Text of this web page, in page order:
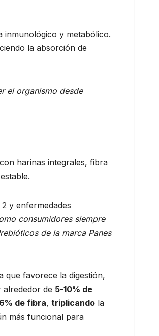
inmunológico y metabólico.
la absorción de
el organismo desde
harinas integrales, fibra
y enfermedades
consumidores siempre
de la marca Panes
que favorece la digestión,
alrededor de 5-10% de
de fibra, triplicando la
más funcional para